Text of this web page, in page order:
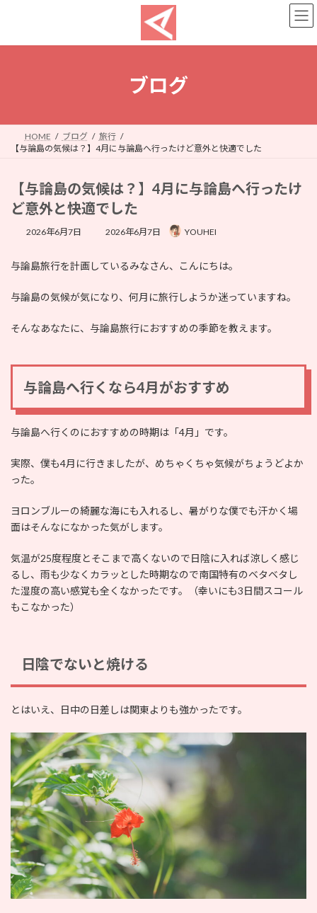
ン
ー
ブログ
HOME ブログ
旅行
【与論島の気候は？】4月に与論島へ行ったけど意外と快適でした
【与論島の気候は？】4月に与論島へ行ったけ
ど意外と快適でした
2026年6月7日
最
新
時
:
2026年6月7日 YOUHEI
与論島旅行を計画しているみなさん、こんにちは。
与論島の気候が気になり、何月に旅行しようか迷っていますね。
そんなあなたに、与論島旅行におすすめの季節を教えます。
与論島へ行くなら4月がおすすめ
与論島へ行くのにおすすめの時期は「4月」です。
実際、僕も4月に行きましたが、めちゃくちゃ気候がちょうどよか
った。
ヨロンブルーの綺麗な海にも入れるし、暑がりな僕でも汗かく場
面はそんなになかった気がします。
気温が25度程度とそこまで高くないので日陰に入れば涼しく感じ
るし、雨も少なくカラッとした時期なので南国特有のベタベタし
た湿度の高い感覚も全くなかったです。（幸いにも3日間スコール
もこなかった）
日陰でないと焼ける
とはいえ、日中の日差しは関東よりも強かったです。